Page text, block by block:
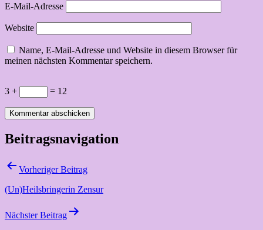
E-Mail-Adresse
Website
Name, E-Mail-Adresse und Website in diesem Browser für
meinen nächsten Kommentar speichern.
3 + = 12
Beitragsnavigation
Vorheriger Beitrag
(Un)Heilsbringerin Zensur
Nächster Beitrag